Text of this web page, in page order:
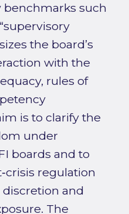
benchmarks such
the board’s
with the
rules of
is to clarify the
under
boards and to
regulation
and
The